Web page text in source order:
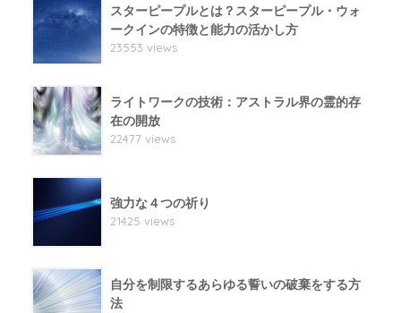
スターピープルとは？スターピープル・ウォ
ークインの特徴と能力の活かし方
23553 views
ライトワークの技術：アストラル界の霊的存
在の開放
22477 views
強力な４つの祈り
21425 views
自分を制限するあらゆる誓いの破棄をする方
法